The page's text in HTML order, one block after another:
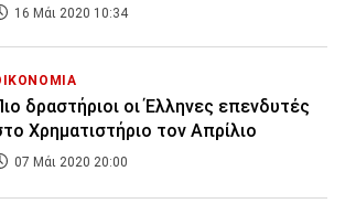
16 Μάι 2020 10:34
δραστήριοι οι Έλληνες επενδυτές
Χρηματιστήριο τον Απρίλιο
07 Μάι 2020 20:00